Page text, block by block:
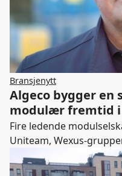
Bransjenytt
Algeco bygger
modulær fremtid i
Fire ledende
Uniteam, Wexus-
Nordics - er i dag stolte
sammen under en